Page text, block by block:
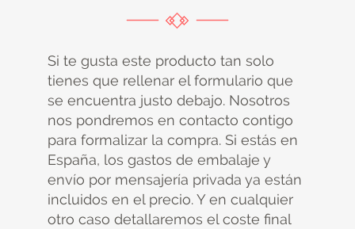
Si te gusta este producto tan solo
tienes que rellenar el formulario que
se encuentra justo debajo. Nosotros
nos pondremos en contacto contigo
para formalizar la compra. Si estás en
España, los gastos de embalaje y
envío por mensajería privada ya están
incluidos en el precio. Y en cualquier
otro caso detallaremos el coste final